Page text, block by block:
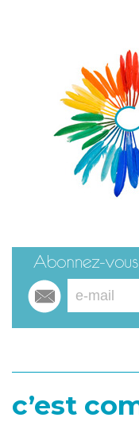
c’est